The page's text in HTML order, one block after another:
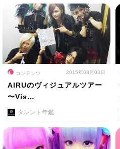
コンテンツ 2015年08月03日
AIRUのヴィジュアルツアー
〜Vis…
タレント年鑑